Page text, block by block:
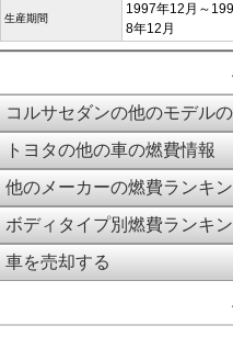
生産期間
1997年12月～199
8年12月
コルサセダンの他のモデル
トヨタの他の車の燃費情報
他のメーカーの燃費ランキ
ボディタイプ別燃費ランキ
車を売却する